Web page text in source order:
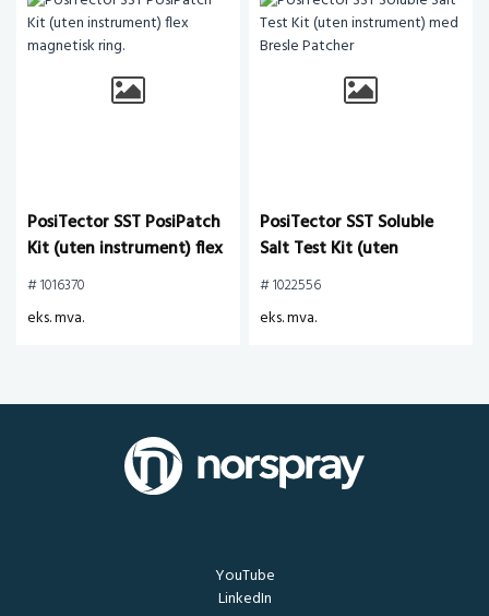
PosiTector SST PosiPatch
Kit (uten instrument) flex
magnetisk ring.
# 1016370
eks. mva.
PosiTector SST Soluble
Salt Test Kit (uten
instrument) med Bresle
# 1022556
eks. mva.
YouTube
LinkedIn